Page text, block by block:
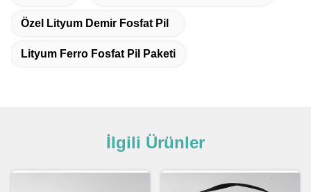
Özel Lityum Demir Fosfat Pil
Lityum Ferro Fosfat Pil Paketi
İlgili Ürünler